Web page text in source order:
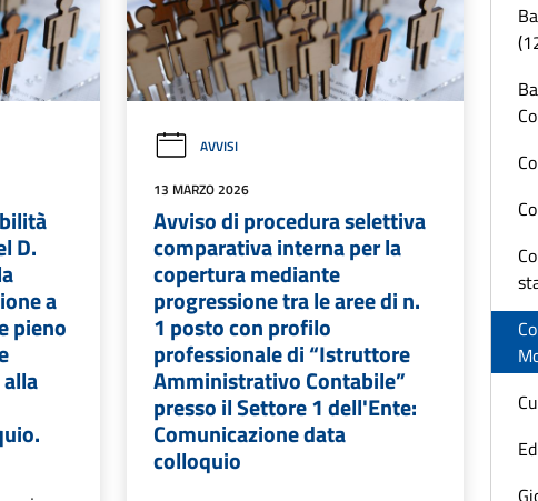
D.
a
pieno
AVVISI
13 MARZO 2026
Avviso di procedura selettiva
comparativa interna per la
copertura mediante
progressione tra le aree di n.
1 posto con profilo
professionale di “Istruttore
Amministrativo Contabile”
presso il Settore 1 dell'Ente:
Comunicazione data
colloquio